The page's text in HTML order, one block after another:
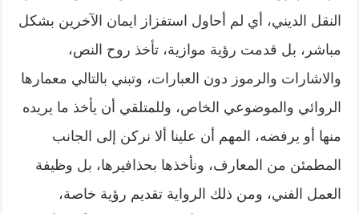
النقل الديني، أي لم أحاول استفزاز ايمان الآخرين بشكل
مباشر، بل قدمت رؤية موازية، تأخذ روح النص،
والاشارات والرموز دون العبارات، وتبني بالتالي معمارها
الروائي والموضوعي الخاص، وللمتلقي أن يأخذ ما يريده
منها أو يرفضه، المهم أن علينا ألا نركن إلى الجانب
المطمئن من المعارف، ونأخذها بحذافيرها، بل وظيفة
العمل الفني، ومن ذلك الرواية تقديم رؤية خاصة،